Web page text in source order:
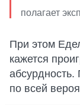
полагает
При этом
кажется
абсурдность.
по всей